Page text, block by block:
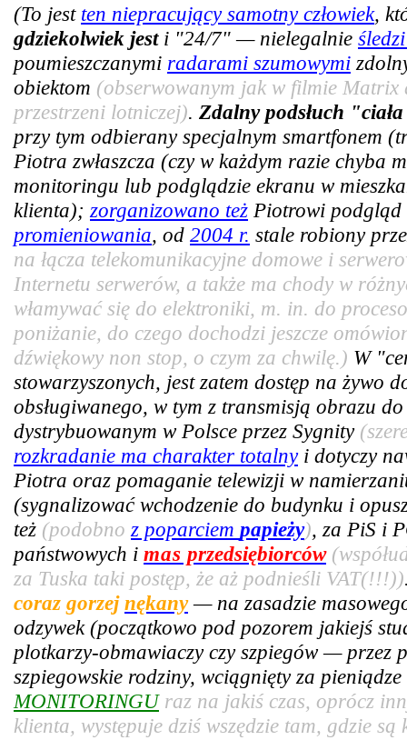
(To jest ten niepracujący samotny człowiek,
gdziekolwiek jesti "24/7" — nielegalnie
poumieszczanymi radarami szumowymi
obiektom (obserwowanym jak w filmie
przestrzeni lotniczej). Zdalny podsłuch
przy tym odbierany specjalnym smartfonem
Piotra zwłaszcza (czy w każdym razie chyba
monitoringu lub podglądzie ekranu w
klienta); zorganizowano też Piotrowi
promieniowania, od 2004 r. stale robiony
na łącza telekomunikacyjne domowe i
Internetu serwerów, a także ma chody w
włamywać się do elektroniki, m. in. do
poniżanie, do czego dochodzi jeszcze
dźwiękowy non stop, o czym za chwilę.) W
stowarzyszonych, jest zatem dostęp na żywo
obsługiwanego, w tym z transmisją obrazu
dystrybuowanym w Polsce przez Sygnity
rozkradanie ma charakter totalnyi dotyczy
Piotra oraz pomaganie telewizji w
(sygnalizować wchodzenie do budynku i
też (podobno z poparciem papieży), za PiS i
państwowych i mas przedsiębiorców
za Tuska taki postęp, że aż podnieśli VAT(!!!))
coraz gorzejnękany— na zasadzie
odzywek (początkowo pod pozorem jakiejś
plotkarzy-obmawiaczy czy szpiegów — przez
szpiegowskie rodziny, wciągnięty za
MONITORINGUraz na jakiś czas, oprócz
klienta, występuje dziś wszędzie tam, gdzie